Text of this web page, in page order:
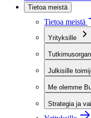
Tietoa meistä
Tietoa meistä
Yrityksille
Julkisille
Me olemme
Strategia ja